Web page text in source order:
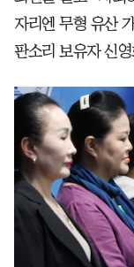
자리엔 무형 유산
판소리 보유자 신